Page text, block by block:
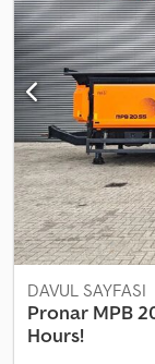
Motor saatleri:
bilgi için ATS
DAVUL SAYFASI
Pronar MPB
Hours!